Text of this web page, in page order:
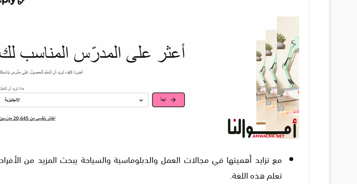
مع تزايد أهميتها في مجالات العمل والدبلوماسية والسياحة يبحث المزيد من
تعلم هذه اللغة.